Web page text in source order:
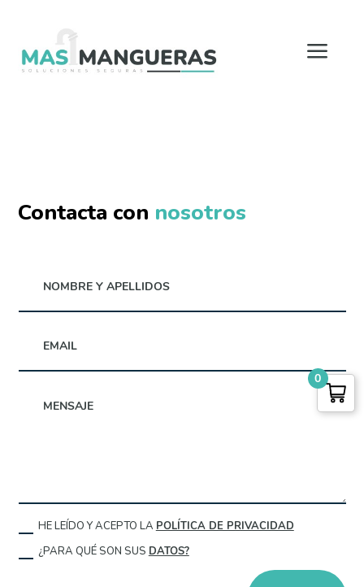
a
Contacta con nosotros
HE LEÍDO Y ACEPTO LA POLÍTICA DE PRIVACIDAD
¿PARA QUÉ SON SUS DATOS?
0